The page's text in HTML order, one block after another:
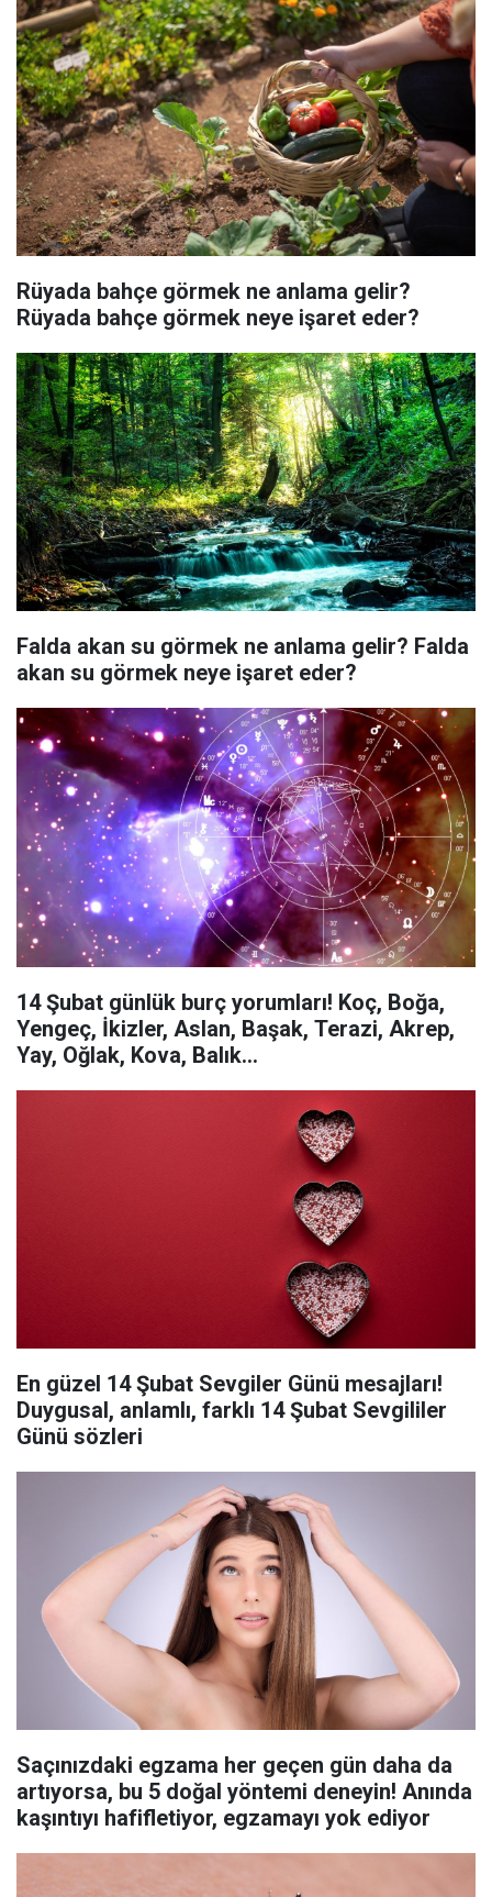
Rüyada bahçe görmek ne anlama gelir?
Rüyada bahçe görmek neye işaret eder?
Falda akan su görmek ne anlama gelir? Falda
akan su görmek neye işaret eder?
14 Şubat günlük burç yorumları! Koç, Boğa,
Yengeç, İkizler, Aslan, Başak, Terazi, Akrep,
Yay, Oğlak, Kova, Balık...
En güzel 14 Şubat Sevgiler Günü mesajları!
Duygusal, anlamlı, farklı 14 Şubat Sevgililer
Günü sözleri
Saçınızdaki egzama her geçen gün daha da
artıyorsa, bu 5 doğal yöntemi deneyin! Anında
kaşıntıyı hafifletiyor, egzamayı yok ediyor